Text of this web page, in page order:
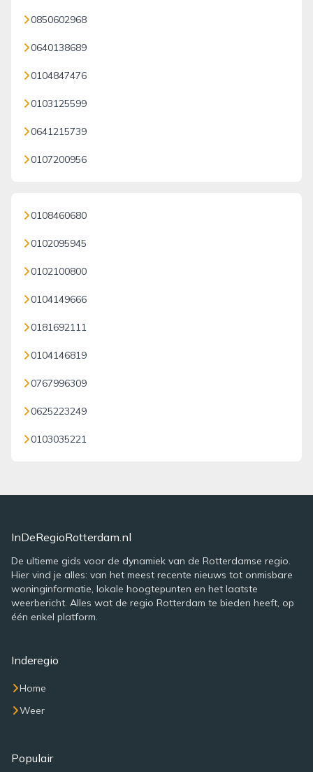
0850602968
0640138689
0104847476
0103125599
0641215739
0107200956
0108460680
0102095945
0102100800
0104149666
0181692111
0104146819
0767996309
0625223249
0103035221
InDeRegioRotterdam.nl
De ultieme gids voor de dynamiek van de Rotterdamse regio.
Hier vind je alles: van het meest recente nieuws tot onmisbare
woninginformatie, lokale hoogtepunten en het laatste
weerbericht. Alles wat de regio Rotterdam te bieden heeft, op
één enkel platform.
Inderegio
Home
Weer
Populair